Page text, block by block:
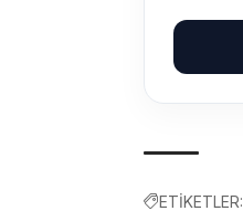
ETİKETLER: